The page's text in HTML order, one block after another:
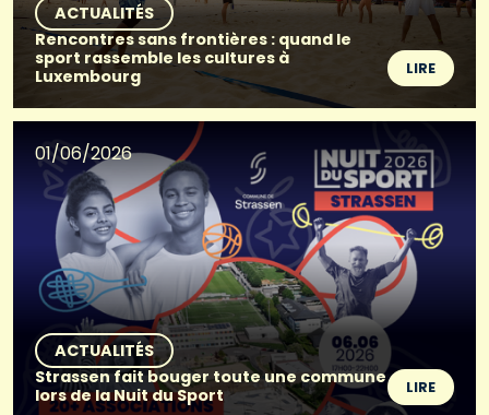
ACTUALITÉS
Rencontres sans frontières : quand le
sport rassemble les cultures à
Luxembourg
LIRE
01/06/2026
ACTUALITÉS
Strassen fait bouger toute une commune
lors de la Nuit du Sport
LIRE